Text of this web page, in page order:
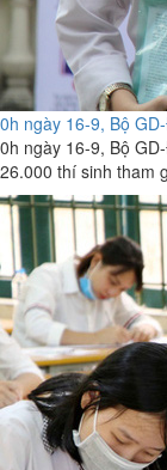
0h ngày 16-9, Bộ
0h ngày 16-9, Bộ
26.000 thí sinh tham